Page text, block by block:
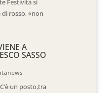
Festività si
rosso, «non
A
SASSO
un posto,tra